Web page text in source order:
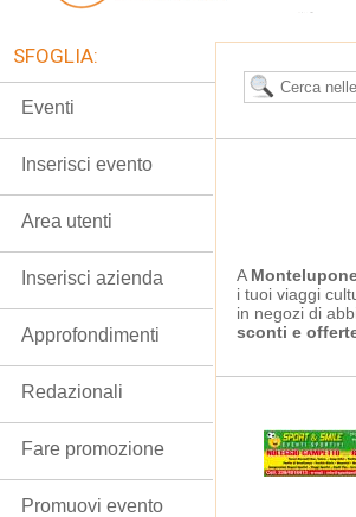
A
i tuoi viaggi
in negozi di
sconti e
SFOGLIA:
Eventi
Inserisci evento
Area utenti
Inserisci azienda
Approfondimenti
Redazionali
Fare promozione
Promuovi evento